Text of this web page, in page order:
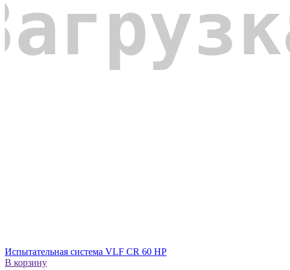
Испытательная система VLF CR 60 HP
В корзину